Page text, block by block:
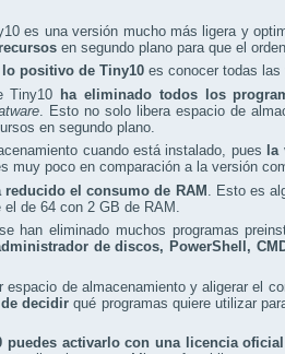
es una versión mucho más ligera y
en segundo plano para que el
positivo de Tiny10 es conocer todas las
Tiny10 ha eliminado todos los
. Esto no solo libera espacio de
en segundo plano.
cuando está instalado, pues
muy poco en comparación a la versión
reducido el consumo de RAM . Esto es
de 64 con 2 GB de RAM.
han eliminado muchos programas
de discos, PowerShell,
de almacenamiento y aligerar el
decidir qué programas quiere utilizar
puedes activarlo con una licencia oficial